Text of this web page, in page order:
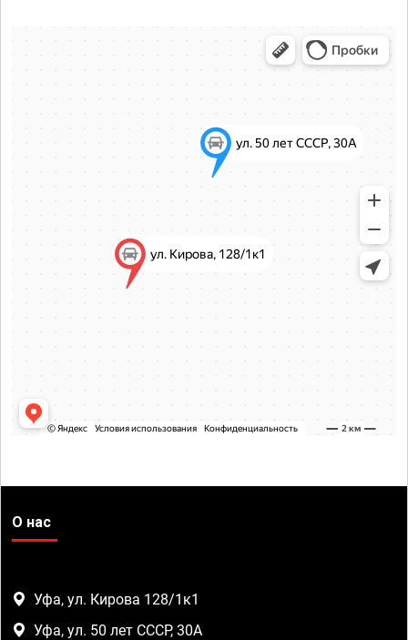
О нас
Уфа, ул. Кирова 128/1к1
Уфа, ул. 50 лет СССР, 30А